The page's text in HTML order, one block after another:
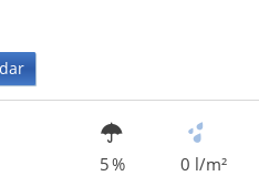
5 % 0 l/m²